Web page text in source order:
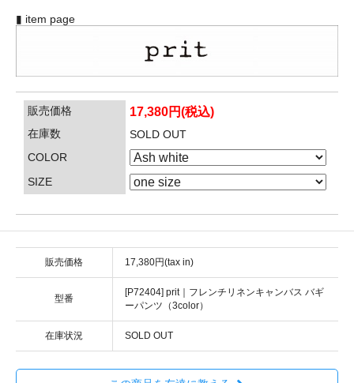
▮ item page
販売価格 17,380円(税込)
在庫数
SOLD OUT
COLOR
SIZE
販売価格 17,380円(tax in)
型番
[P72404] prit｜フレンチリネンキャンバス バギ
ーパンツ（3color）
在庫状況 SOLD OUT